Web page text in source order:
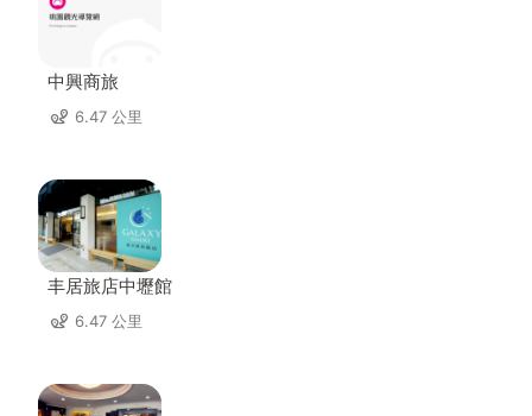
中興商旅
6.47 公里
丰居旅店中壢館
6.47 公里